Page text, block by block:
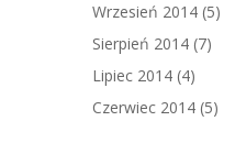
Wrzesień 2014 (5)
Sierpień 2014 (7)
Lipiec 2014 (4)
Czerwiec 2014 (5)